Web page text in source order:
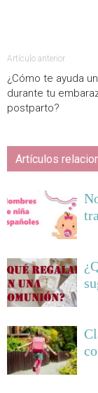
Artículo anterior
¿Cómo te ayuda
durante tu
postparto?
Artículos